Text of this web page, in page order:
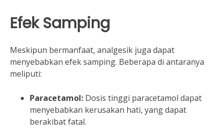
Efek Samping
Meskipun bermanfaat, analgesik juga dapat
menyebabkan efek samping. Beberapa di antaranya
meliputi:
Paracetamol: Dosis tinggi paracetamol dapat
menyebabkan kerusakan hati, yang dapat
berakibat fatal.